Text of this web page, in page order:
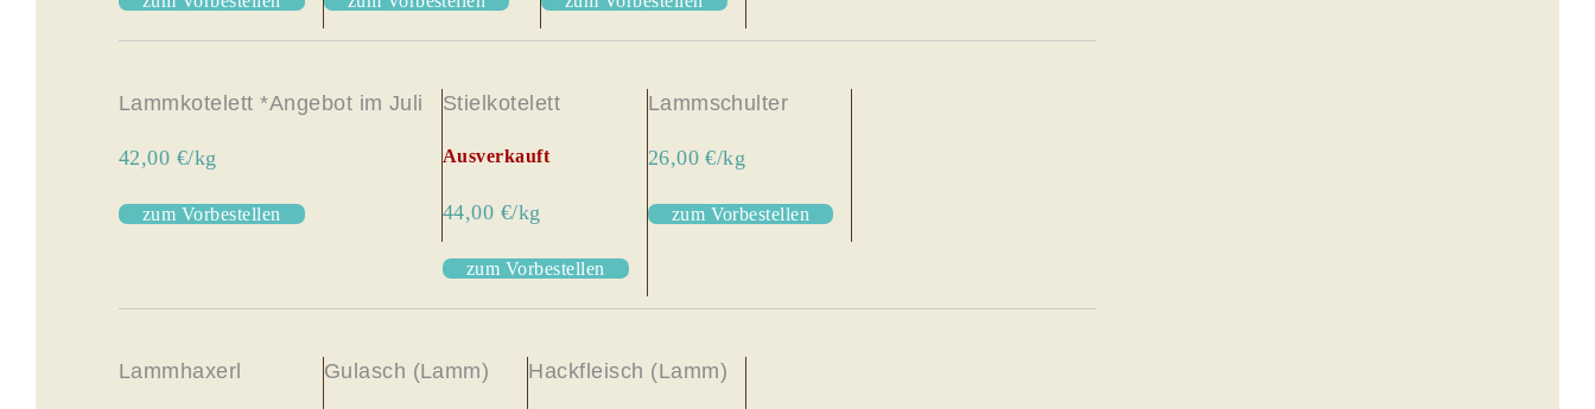
Lammkotelett *Angebot im Juli
42,00 €/kg
zum Vorbestellen
Stielkotelett
Ausverkauft
44,00 €/kg
zum Vorbestellen
Lammschulter
26,00 €/kg
zum Vorbestellen
Lammhaxerl Gulasch (Lamm) Hackfleisch (Lamm)